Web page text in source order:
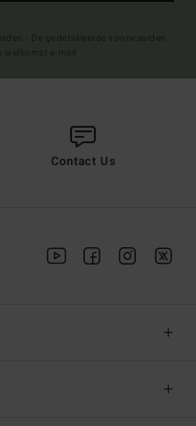
Contact Us